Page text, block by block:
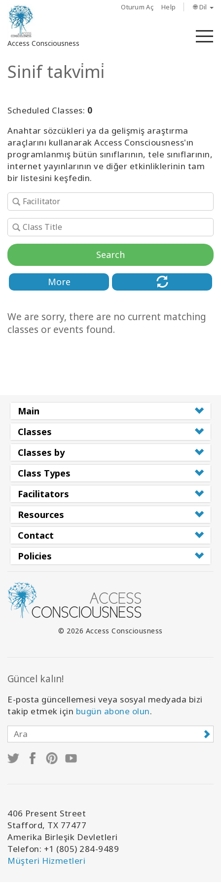
Oturum Aç Help 🌐 Dil
Access Consciousness
Hesabınızda
Access
Bars
Bölgeler
Sınıflar
Kolaylaştırıcılar
Açın
Sinif takvi̇mi̇
Scheduled Classes: 0
Anahtar sözcükleri ya da gelişmiş araştırma
araçlarını kullanarak Access Consciousness'ın
programlanmış bütün sınıflarının, tele sınıflarının,
internet yayınlarının ve diğer etkinliklerinin tam
bir listesini keşfedin.
Search
More
We are sorry, there are no current matching
classes or events found.
Main
Classes
Classes by
Class Types
Facilitators
Resources
Contact
Policies
© 2026 Access Consciousness
Güncel kalın!
E-posta güncellemesi veya sosyal medyada bizi
takip etmek için bugün abone olun.
406 Present Street
Stafford, TX 77477
Amerika Birleşik Devletleri
Telefon: +1 (805) 284-9489
Müşteri Hizmetleri